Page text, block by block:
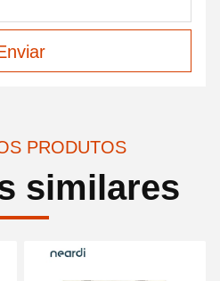
PRODUTOS
similares